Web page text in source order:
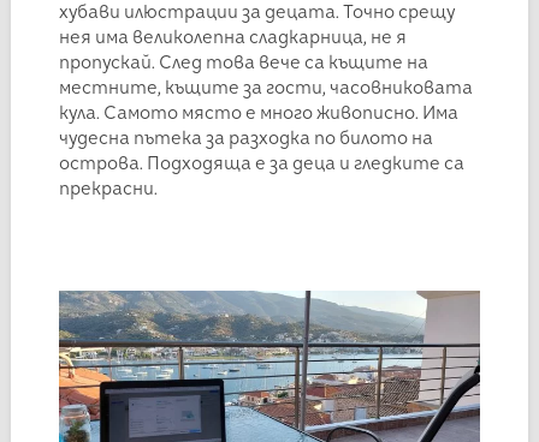
хубави илюстрации за децата. Точно срещу
нея има великолепна сладкарница, не я
пропускай. След това вече са къщите на
местните, къщите за гости, часовниковата
кула. Самото място е много живописно. Има
чудесна пътека за разходка по билото на
острова. Подходяща е за деца и гледките са
прекрасни.